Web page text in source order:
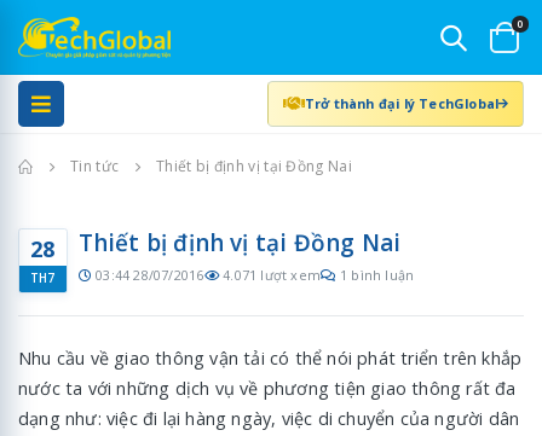
0
Trở thành đại lý TechGlobal
Trang chủ
Tin tức Thiết bị định vị tại Đồng Nai
28
TH7
Thiết bị định vị tại Đồng Nai
03:44 28/07/2016 4.071 lượt xem 1 bình luận
Nhu cầu về giao thông vận tải có thể nói phát triển trên khắp
nước ta với những dịch vụ về phương tiện giao thông rất đa
dạng như: việc đi lại hàng ngày, việc di chuyển của người dân